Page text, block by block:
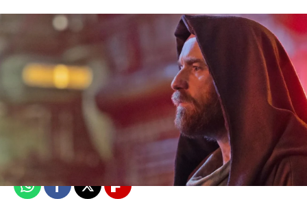
Mariló García
Madrid
Publicado:22 de junio de 2022, 18:02
WhatsappFacebook
X Flipboard